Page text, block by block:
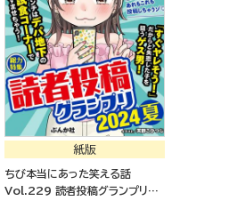
紙版
ちび本当にあった笑える話
Vol.229 読者投稿グランプリ